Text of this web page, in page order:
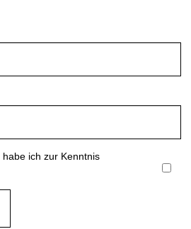
habe ich zur Kenntnis